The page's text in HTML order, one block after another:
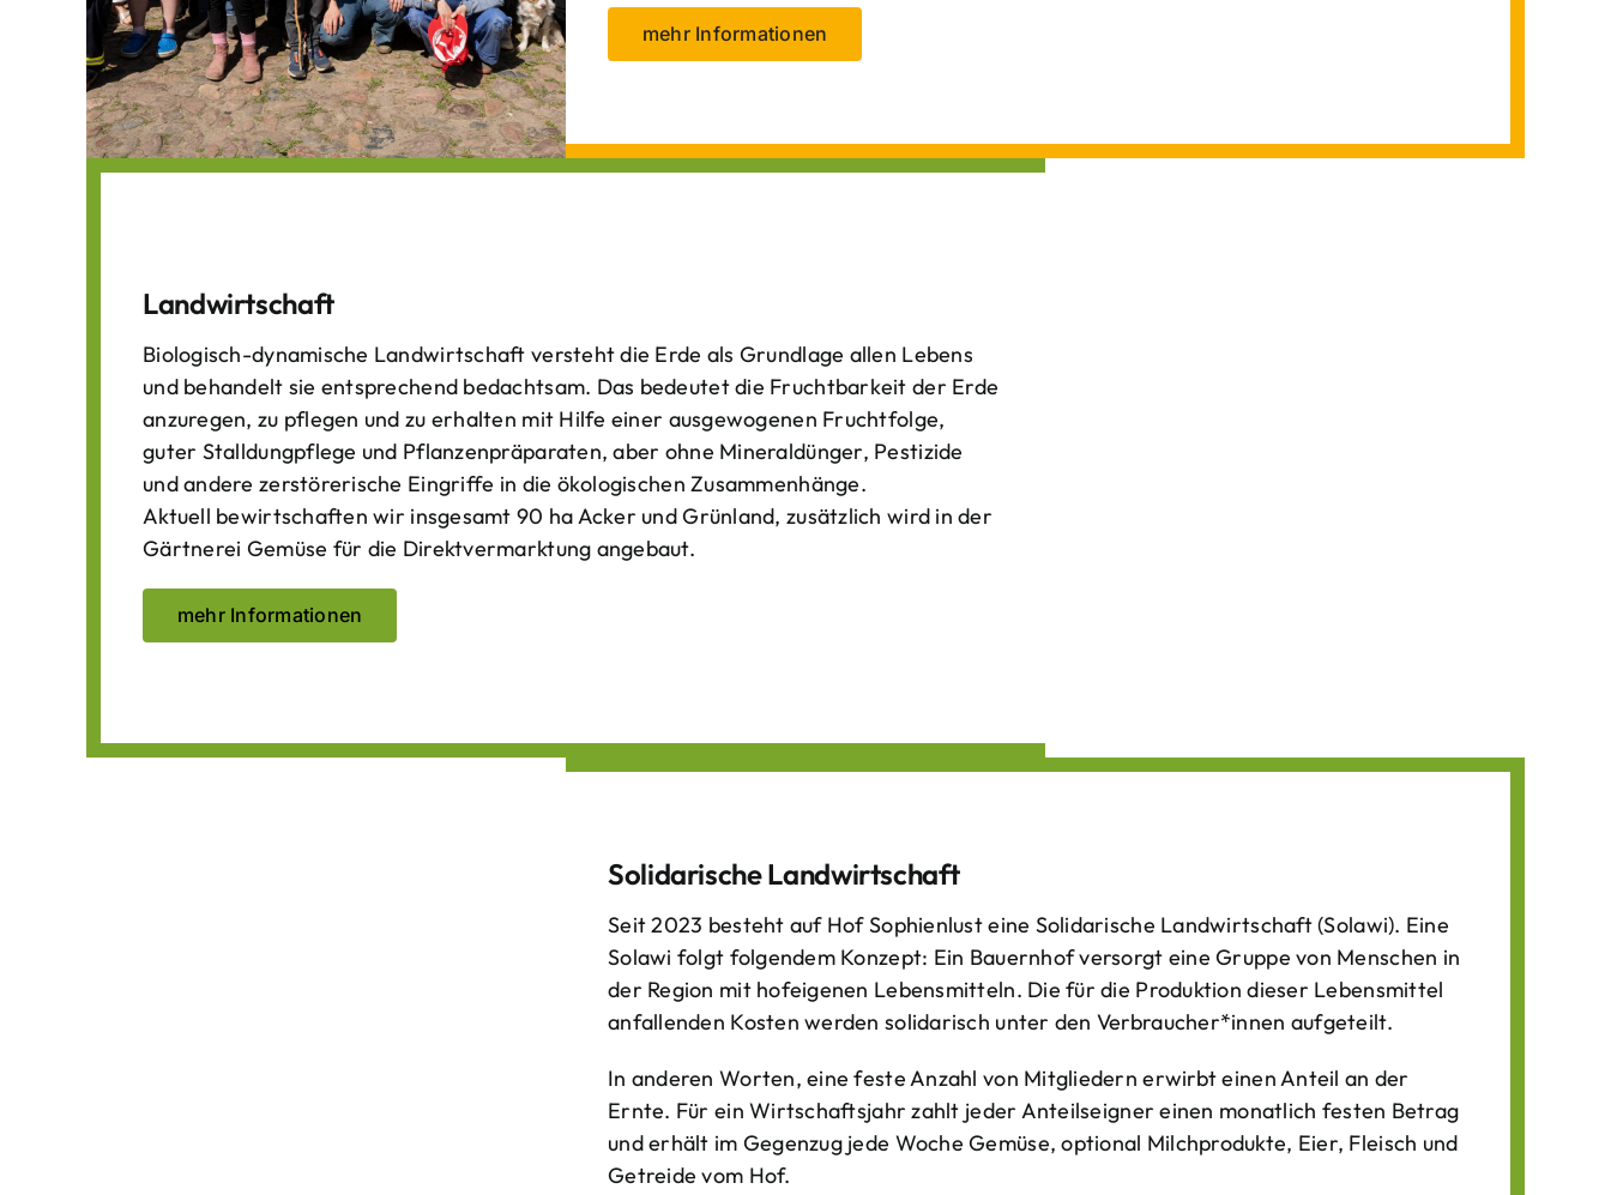
mehr Informationen
Landwirtschaft
Biologisch-dynamische Landwirtschaft versteht die Erde als Grundlage allen Lebens
und behandelt sie entsprechend bedachtsam. Das bedeutet die Fruchtbarkeit der Erde
anzuregen, zu pflegen und zu erhalten mit Hilfe einer ausgewogenen Fruchtfolge,
guter Stalldungpflege und Pflanzenpräparaten, aber ohne Mineraldünger, Pestizide
und andere zerstörerische Eingriffe in die ökologischen Zusammenhänge.
Aktuell bewirtschaften wir insgesamt 90 ha Acker und Grünland, zusätzlich wird in der
Gärtnerei Gemüse für die Direktvermarktung angebaut.
mehr Informationen
Solidarische Landwirtschaft
Seit 2023 besteht auf Hof Sophienlust eine Solidarische Landwirtschaft (Solawi). Eine
Solawi folgt folgendem Konzept: Ein Bauern­hof versorgt eine Gruppe von Menschen in
der Region mit hof­eigenen Lebens­mitteln. Die für die Produktion dieser Lebens­mittel
anfallenden Kosten werden solidarisch unter den Verbraucher*­innen aufgeteilt.
In anderen Worten, eine feste Anzahl von Mitgliedern erwirbt einen Anteil an der
Ernte. Für ein Wirtschaftsjahr zahlt jeder Anteilseigner einen monatlich festen Betrag
und erhält im Gegenzug jede Woche Gemüse, optional Milchprodukte, Eier, Fleisch und
Getreide vom Hof.